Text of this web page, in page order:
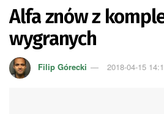
Alfa znów z
wygranych
Filip Górecki 2018-04-15